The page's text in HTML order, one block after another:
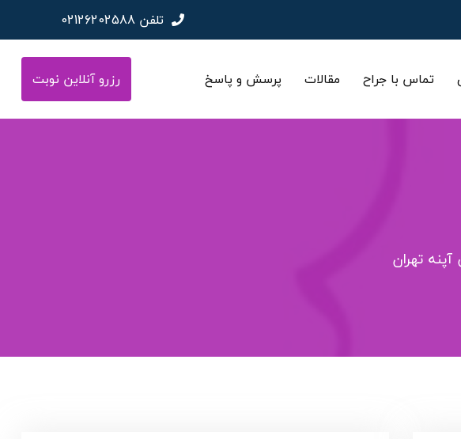
تلفن 02126202588
تماس با جراح مقالات پرسش و پاسخ رزرو آنلاین نوبت
تهران